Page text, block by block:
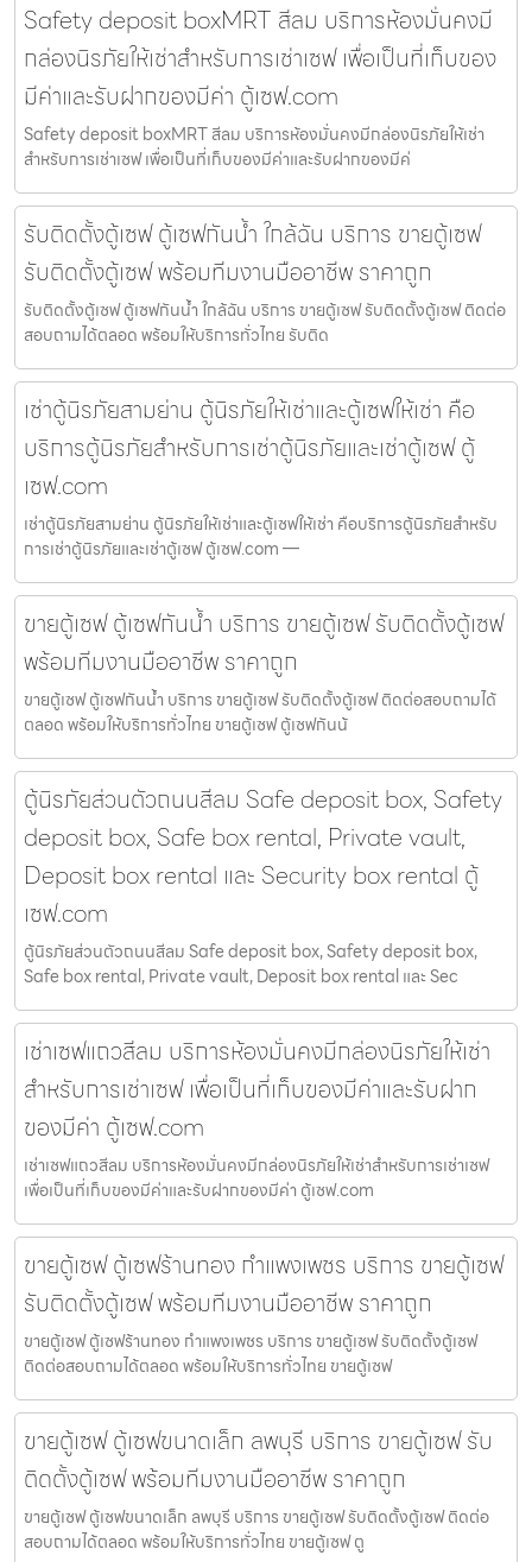
Safety deposit boxMRT สีลม บริการห้องมั่นคงมี
กล่องนิรภัยให้เช่าสำหรับการเช่าเซฟ เพื่อเป็นที่เก็บของ
มีค่าและรับฝากของมีค่า ตู้เซฟ.com
Safety deposit boxMRT สีลม บริการห้องมั่นคงมีกล่องนิรภัยให้เช่า
สำหรับการเช่าเซฟ เพื่อเป็นที่เก็บของมีค่าและรับฝากของมีค่
รับติดตั้งตู้เซฟ ตู้เซฟกันน้ำ ใกล้ฉัน บริการ ขายตู้เซฟ
รับติดตั้งตู้เซฟ พร้อมทีมงานมืออาชีพ ราคาถูก
รับติดตั้งตู้เซฟ ตู้เซฟกันน้ำ ใกล้ฉัน บริการ ขายตู้เซฟ รับติดตั้งตู้เซฟ ติดต่อ
สอบถามได้ตลอด พร้อมให้บริการทั่วไทย รับติด
เช่าตู้นิรภัยสามย่าน ตู้นิรภัยให้เช่าและตู้เซฟให้เช่า คือ
บริการตู้นิรภัยสำหรับการเช่าตู้นิรภัยและเช่าตู้เซฟ ตู้
เซฟ.com
เช่าตู้นิรภัยสามย่าน ตู้นิรภัยให้เช่าและตู้เซฟให้เช่า คือบริการตู้นิรภัยสำหรับ
การเช่าตู้นิรภัยและเช่าตู้เซฟ ตู้เซฟ.com —
ขายตู้เซฟ ตู้เซฟกันน้ำ บริการ ขายตู้เซฟ รับติดตั้งตู้เซฟ
พร้อมทีมงานมืออาชีพ ราคาถูก
ขายตู้เซฟ ตู้เซฟกันน้ำ บริการ ขายตู้เซฟ รับติดตั้งตู้เซฟ ติดต่อสอบถามได้
ตลอด พร้อมให้บริการทั่วไทย ขายตู้เซฟ ตู้เซฟกันน้
ตู้นิรภัยส่วนตัวถนนสีลม Safe deposit box, Safety
deposit box, Safe box rental, Private vault,
Deposit box rental และ Security box rental ตู้
เซฟ.com
ตู้นิรภัยส่วนตัวถนนสีลม Safe deposit box, Safety deposit box,
Safe box rental, Private vault, Deposit box rental และ Sec
เช่าเซฟแถวสีลม บริการห้องมั่นคงมีกล่องนิรภัยให้เช่า
สำหรับการเช่าเซฟ เพื่อเป็นที่เก็บของมีค่าและรับฝาก
ของมีค่า ตู้เซฟ.com
เช่าเซฟแถวสีลม บริการห้องมั่นคงมีกล่องนิรภัยให้เช่าสำหรับการเช่าเซฟ
เพื่อเป็นที่เก็บของมีค่าและรับฝากของมีค่า ตู้เซฟ.com
ขายตู้เซฟ ตู้เซฟร้านทอง กำแพงเพชร บริการ ขายตู้เซฟ
รับติดตั้งตู้เซฟ พร้อมทีมงานมืออาชีพ ราคาถูก
ขายตู้เซฟ ตู้เซฟร้านทอง กำแพงเพชร บริการ ขายตู้เซฟ รับติดตั้งตู้เซฟ
ติดต่อสอบถามได้ตลอด พร้อมให้บริการทั่วไทย ขายตู้เซฟ
ขายตู้เซฟ ตู้เซฟขนาดเล็ก ลพบุรี บริการ ขายตู้เซฟ รับ
ติดตั้งตู้เซฟ พร้อมทีมงานมืออาชีพ ราคาถูก
ขายตู้เซฟ ตู้เซฟขนาดเล็ก ลพบุรี บริการ ขายตู้เซฟ รับติดตั้งตู้เซฟ ติดต่อ
สอบถามได้ตลอด พร้อมให้บริการทั่วไทย ขายตู้เซฟ ตู